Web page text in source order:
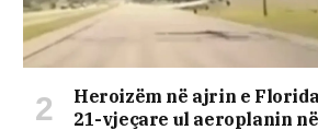
Heroizëm në ajrin e
21-vjeçare ul aeroplanin